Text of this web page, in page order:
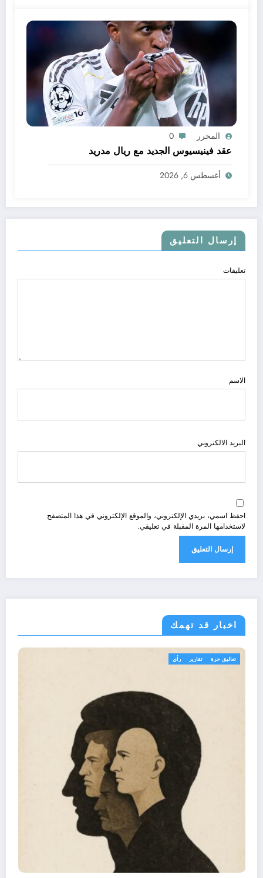
المحرر 0
عقد فينيسيوس الجديد مع ريال مدريد
أغسطس 6, 2026
إرسال التعليق
تعليقات
الاسم
البريد الالكتروني
احفظ اسمي، بريدي الإلكتروني، والموقع الإلكتروني في هذا المتصفح
لاستخدامها المرة المقبلة في تعليقي.
اخبار قد تهمك
تعاليق حرة